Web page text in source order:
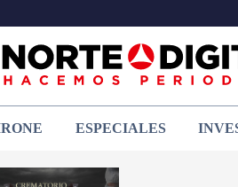
hacemos periodismo
ESPECIALES